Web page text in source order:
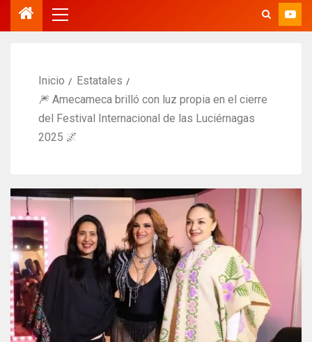
Inicio
Estatales
🎆 Amecameca brilló con luz propia en el cierre
del Festival Internacional de las Luciérnagas
2025 🌌